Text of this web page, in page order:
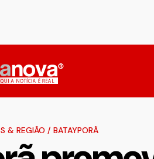
& REGIÃO / BATAYPORÃ